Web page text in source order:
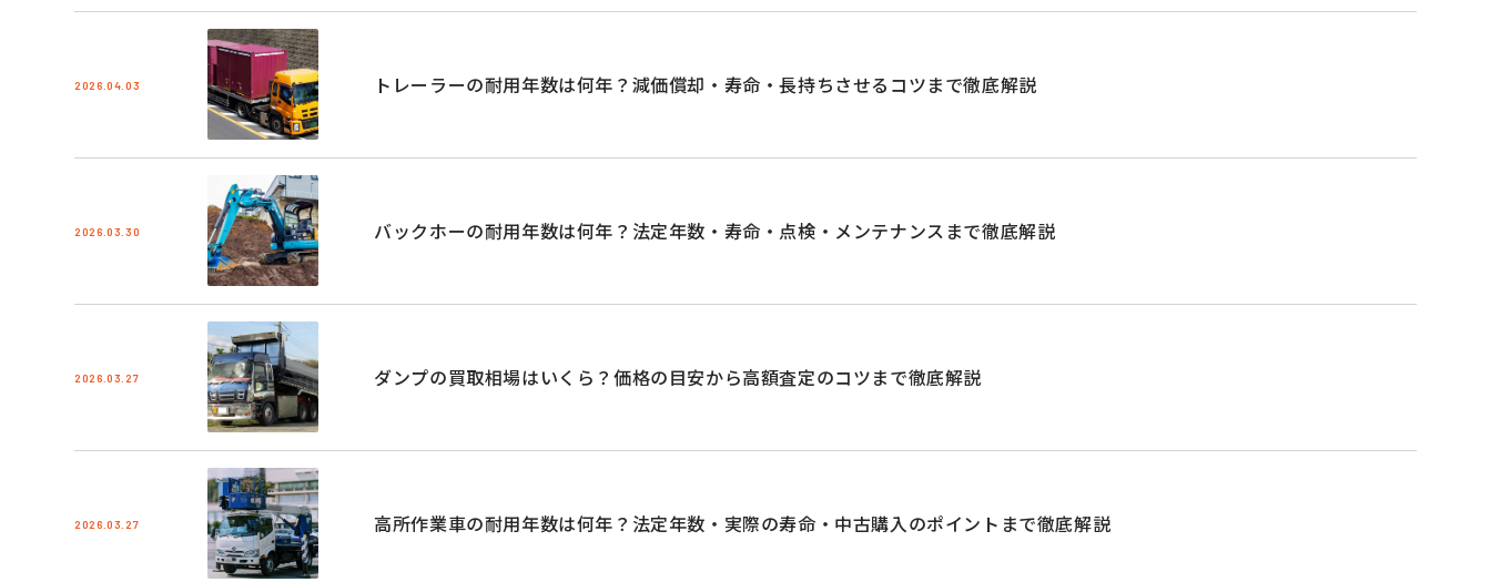
2026.04.03 トレーラーの耐用年数は何年？減価償却・寿命・長持ちさせるコツまで徹底解説
2026.03.30 バックホーの耐用年数は何年？法定年数・寿命・点検・メンテナンスまで徹底解説
2026.03.27 ダンプの買取相場はいくら？価格の目安から高額査定のコツまで徹底解説
2026.03.27 高所作業車の耐用年数は何年？法定年数・実際の寿命・中古購入のポイントまで徹底解説